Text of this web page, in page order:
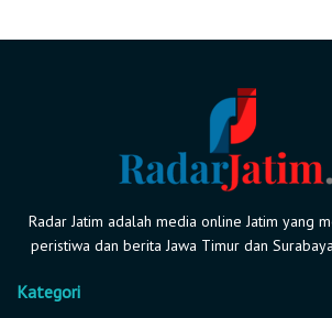
Radar Jatim adalah media online Jatim yang
peristiwa dan berita Jawa Timur dan
Kategori